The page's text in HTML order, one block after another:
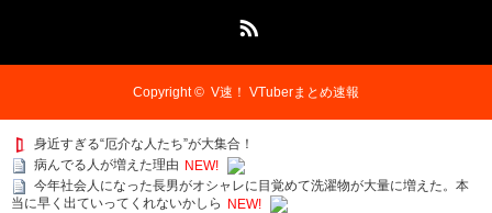
Copyright © V速！ VTuberまとめ速報
身近すぎる“厄介な人たち”が大集合！
病んでる人が増えた理由 NEW!
今年社会人になった長男がオシャレに目覚めて洗濯物が大量に増えた。本
当に早く出ていってくれないかしら NEW!